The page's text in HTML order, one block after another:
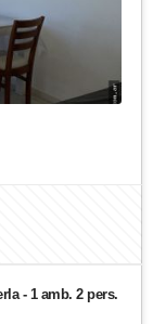
- 1 amb. 2 pers.